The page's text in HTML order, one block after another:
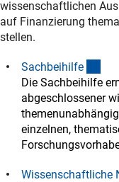
wissenschaftlichen
auf Finanzierung
stellen.
Sachbeihilfe
Die Sachbeihilfe
abgeschlossener
einzelnen,
Wissenschaftliche